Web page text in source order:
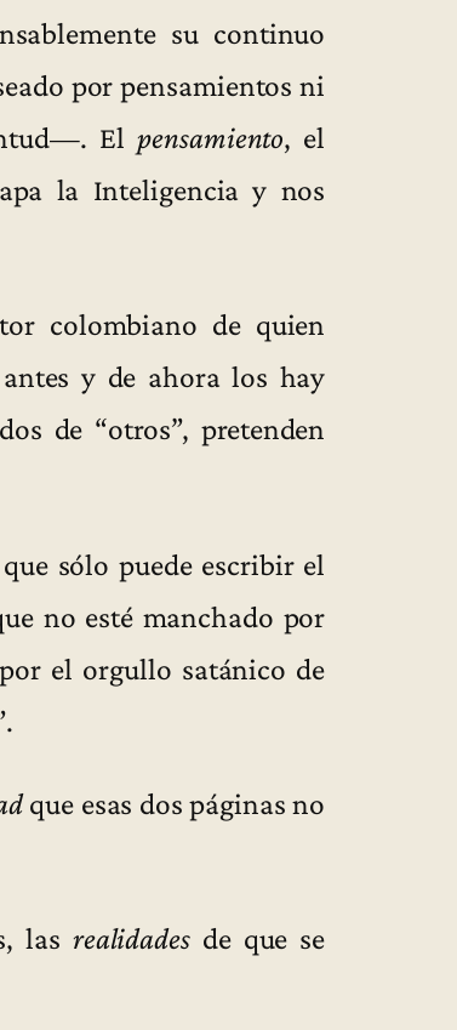
su continuo
por pensamientos ni
Elpensamiento, el
la Inteligencia y nos
colombiano de quien
y de ahora los hay
de “otros”, pretenden
sólo puede escribir el
no esté manchado por
el orgullo satánico de
que esas dos páginas no
las realidadesde que se